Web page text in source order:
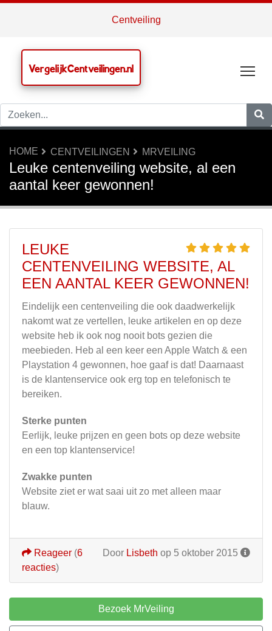
Centveiling
VergelijkCentveilingen.nl
HOME CENTVEILINGEN MRVEILING
Leuke centenveiling website, al een
aantal keer gewonnen!
LEUKE
CENTENVEILING WEBSITE, AL
EEN AANTAL KEER GEWONNEN!
Eindelijk een centenveiling die ook daadwerkelijk
nakomt wat ze vertellen, leuke artikelen en op deze
website heb ik ook nog nooit bots gezien die
meebieden. Heb al een keer een Apple Watch & een
Playstation 4 gewonnen, hoe gaaf is dat! Daarnaast
is de klantenservice ook erg top en telefonisch te
bereiken.
Sterke punten
Eerlijk, leuke prijzen en geen bots op deze website
en een top klantenservice!
Zwakke punten
Website ziet er wat saai uit zo met alleen maar
blauw.
Door Lisbeth op 5 oktober 2015
Reageer (6
reacties)
Bezoek MrVeiling